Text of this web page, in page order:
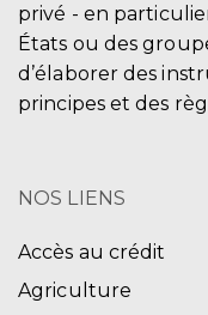
privé - en
États ou des
d’élaborer des
principes et des
NOS LIENS
Accès au crédit
Agriculture